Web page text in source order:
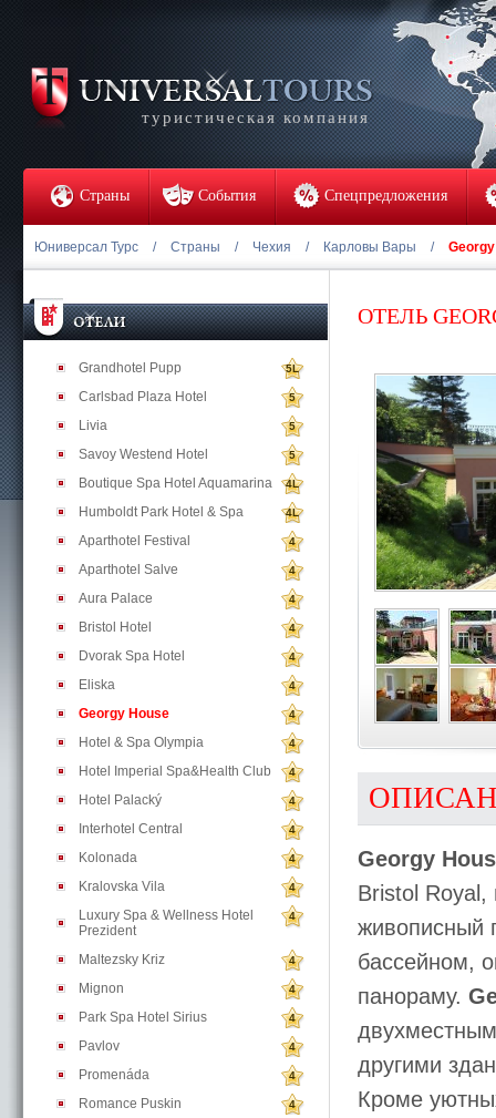
туристическая компания
Страны События Спецпредложения
Юниверсал Турс / Страны / Чехия / Карловы Вары /
Grandhotel Pupp 5L
Carlsbad Plaza Hotel 5
Livia 5
Savoy Westend Hotel 5
Boutique Spa Hotel Aquamarina 4L
Humboldt Park Hotel & Spa 4L
Aparthotel Festival 4
Aparthotel Salve 4
Aura Palace 4
Bristol Hotel 4
Dvorak Spa Hotel 4
Eliska 4
Georgy House 4
Hotel & Spa Olympia 4
Hotel Imperial Spa&Health Club 4
Hotel Palacký 4
Interhotel Central 4
Kolonada 4
Kralovska Vila 4
Luxury Spa & Wellness Hotel
Prezident
4
Maltezsky Kriz 4
Mignon 4
Park Spa Hotel Sirius 4
Pavlov 4
Promenáda 4
Romance Puskin 4
ОТЕЛЬ
Georgy
Bristol Royal,
живописный
бассейном,
панораму.
другими
Кроме